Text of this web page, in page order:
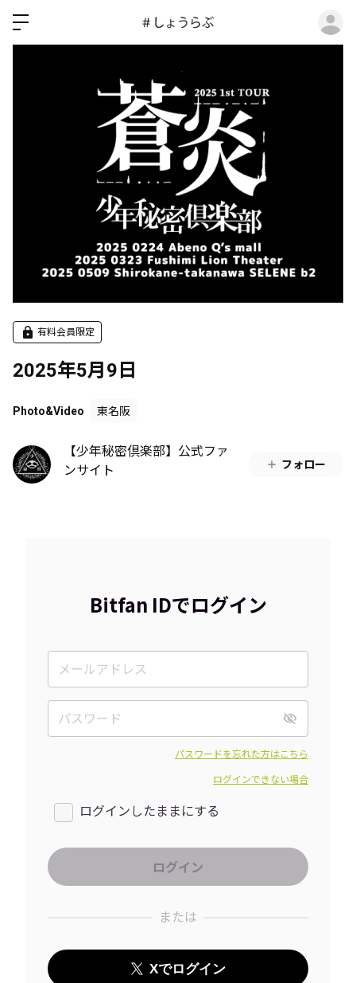
有料会員限定
2025年5月9日
Photo&Video 東名阪
【少年秘密倶楽部】公式ファ
ンサイト
フォロー
Bitfan IDでログイン
パスワードを忘れた方はこちら
ログインできない場合
ログインしたままにする
または
Xでログイン